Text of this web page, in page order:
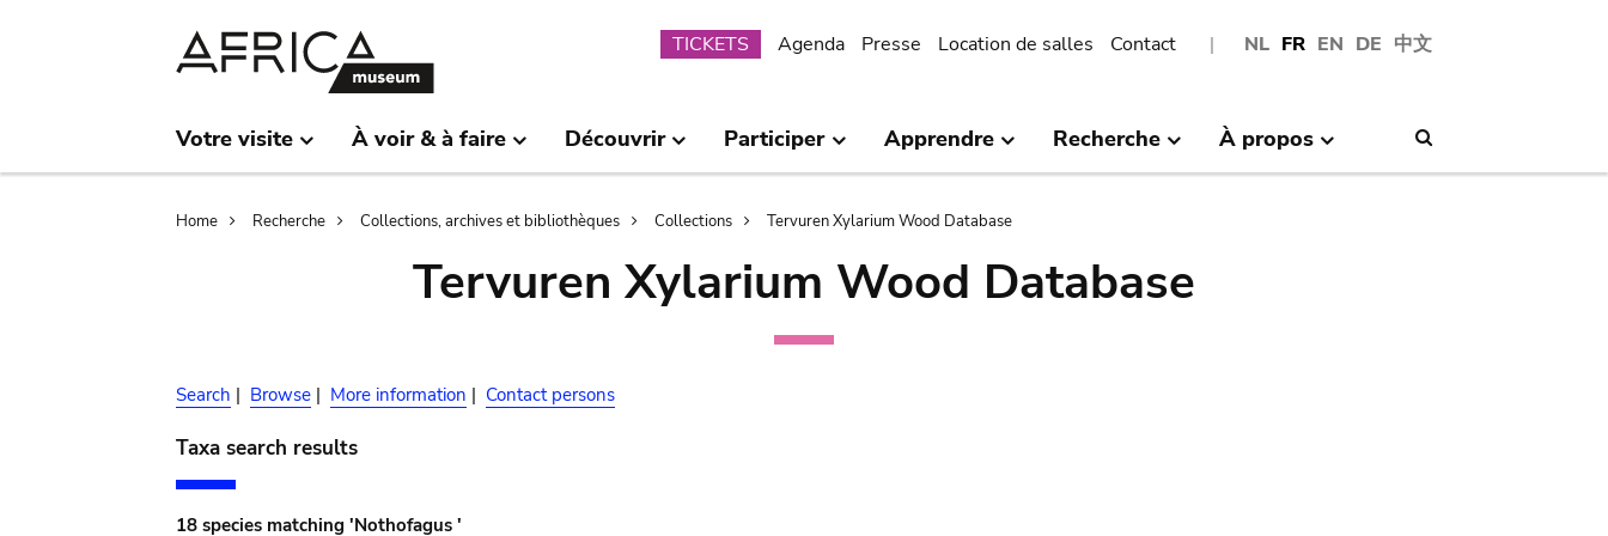
NL FR EN DE 中文
Submenu
TICKETS Agenda Presse Location de salles Contact
Votre visite À voir & à faire Découvrir Participer Apprendre Recherche À propos
Breadcrumb
Home Recherche Collections, archives et bibliothèques Collections Tervuren Xylarium Wood Database
Tervuren Xylarium Wood Database
Search | Browse | More information | Contact persons
Taxa search results
18 species matching 'Nothofagus '